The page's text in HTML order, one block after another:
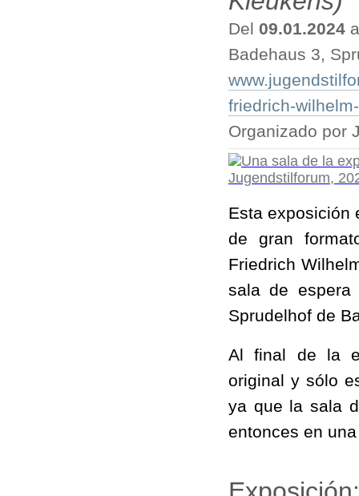
Del 09.01.2024
Badehaus 3,
friedrich-
Organizado por
Esta exposición
de gran
Friedrich
sala de
Sprudelhof de
Al final de la
original y sólo
ya que la sala
entonces en